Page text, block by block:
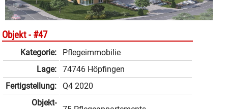
Objekt - #47
Kategorie:
Pflegeimmobilie
Lage:
74746 Höpfingen
Fertigstellung:
Q4 2020
Objekt­